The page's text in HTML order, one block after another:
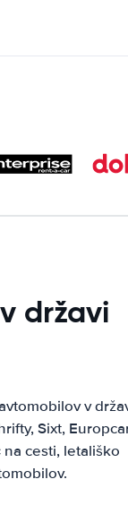
državi
v
Sixt,
cesti, letališko